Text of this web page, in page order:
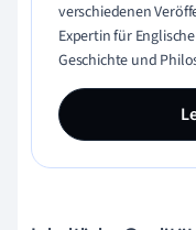
verschiedenen
Expertin für
Geschichte und